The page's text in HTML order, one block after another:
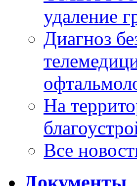
удаление
Диагноз
На
Все